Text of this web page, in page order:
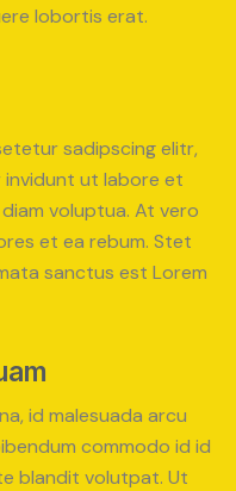
lobortis erat.
sadipscing elitr,
invidunt ut labore et
voluptua. At vero
et ea rebum. Stet
sanctus est Lorem
id malesuada arcu
commodo id id
blandit volutpat. Ut